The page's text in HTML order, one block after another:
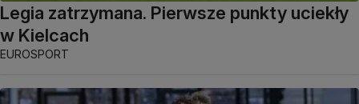
Legia zatrzymana. Pierwsze punkty uciekły
w Kielcach
EUROSPORT